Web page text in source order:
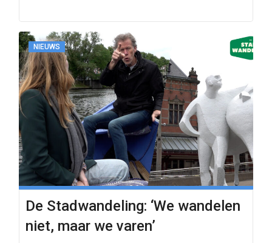
NIEUWS
De Stadwandeling: ‘We wandelen
niet, maar we varen’